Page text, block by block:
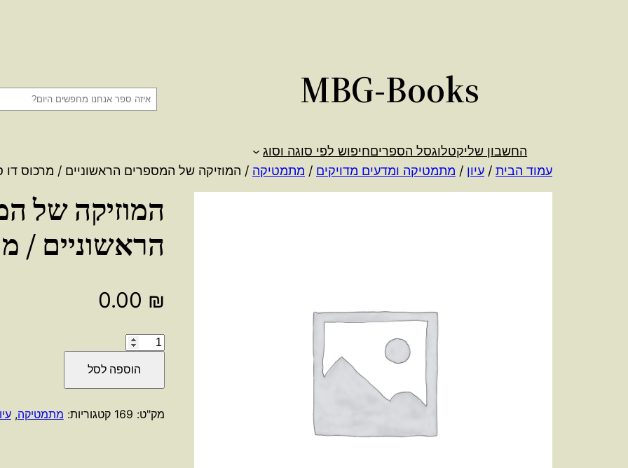
MBG-Books
החשבון שליקטלוגסל הספריםחיפוש לפי סוגה וסוג
ח
ש
עמוד הבית / עיון / מתמטיקה ומדעים מדויקים / מתמטיקה / המוזיקה של המספרים הראשוניים / מרכוס דו
המוזיקה של
הראשוניים /
0.00 ₪
כמות
המוזיקה
של
המספרים
הוספה לסל
מק"ט: 169 קטגוריות: מתמטיקה,